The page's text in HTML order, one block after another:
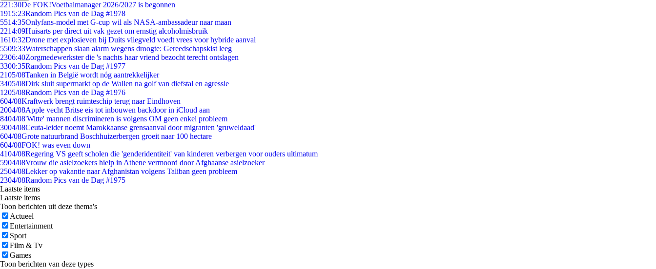
221:30De FOK!Voetbalmanager 2026/2027 is begonnen
1915:23Random Pics van de Dag #1978
5514:35Onlyfans-model met G-cup wil als NASA-ambassadeur naar maan
2214:09Huisarts per direct uit vak gezet om ernstig alcoholmisbruik
1610:32Drone met explosieven bij Duits vliegveld voedt vrees voor hybride aanval
5509:33Waterschappen slaan alarm wegens droogte: Gereedschapskist leeg
2306:40Zorgmedewerkster die 's nachts haar vriend bezocht terecht ontslagen
3300:35Random Pics van de Dag #1977
2105/08Tanken in België wordt nóg aantrekkelijker
3405/08Dirk sluit supermarkt op de Wallen na golf van diefstal en agressie
1205/08Random Pics van de Dag #1976
604/08Kraftwerk brengt ruimteschip terug naar Eindhoven
2004/08Apple vecht Britse eis tot inbouwen backdoor in iCloud aan
8404/08'Witte' mannen discrimineren is volgens OM geen enkel probleem
3004/08Ceuta-leider noemt Marokkaanse grensaanval door migranten 'gruweldaad'
604/08Grote natuurbrand Boschhuizerbergen groeit naar 100 hectare
604/08FOK! was even down
4104/08Regering VS geeft scholen die 'genderidentiteit' van kinderen verbergen voor ouders ultimatum
5904/08Vrouw die asielzoekers hielp in Athene vermoord door Afghaanse asielzoeker
2504/08Lekker op vakantie naar Afghanistan volgens Taliban geen probleem
2304/08Random Pics van de Dag #1975
Laatste items
Laatste items
Toon berichten uit deze thema's
Actueel
Entertainment
Sport
Film & Tv
Games
Toon berichten van deze types